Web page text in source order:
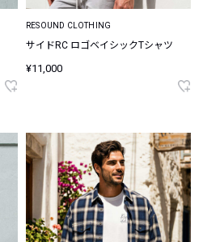
RESOUND CLOTHING
サイドRC ロゴベイシックTシャツ
¥11,000